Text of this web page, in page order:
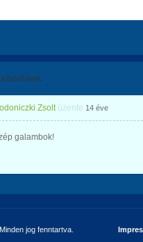
Zsolt üzente 14 éve
galambok!
jog fenntartva.